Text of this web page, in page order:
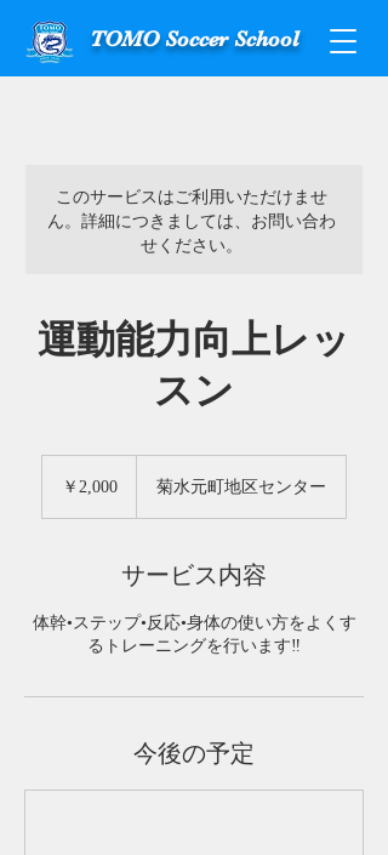
TOMO Soccer School
このサービスはご利用いただけませ
ん。詳細につきましては、お問い合わ
せください。
運動能力向上レッ
スン
￥2,000 菊水元町地区センター
サービス内容
体幹•ステップ•反応•身体の使い方をよくす
るトレーニングを行います‼️
今後の予定